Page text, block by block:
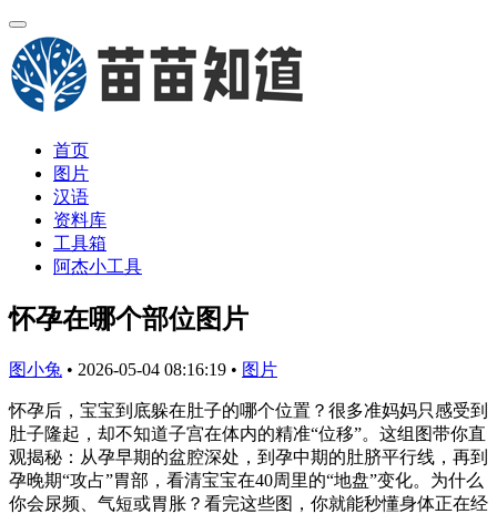
首页
图片
汉语
资料库
工具箱
阿杰小工具
怀孕在哪个部位图片
图小兔 • 2026-05-04 08:16:19 • 图片
怀孕后，宝宝到底躲在肚子的哪个位置？很多准妈妈只感受到
肚子隆起，却不知道子宫在体内的精准“位移”。这组图带你直
观揭秘：从孕早期的盆腔深处，到孕中期的肚脐平行线，再到
孕晚期“攻占”胃部，看清宝宝在40周里的“地盘”变化。为什么
你会尿频、气短或胃胀？看完这些图，你就能秒懂身体正在经